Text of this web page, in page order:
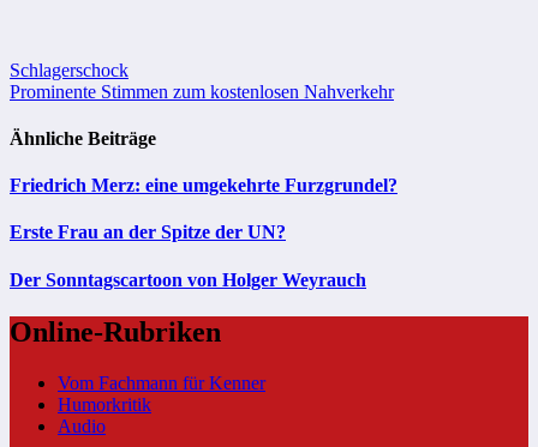
Beitragsnavigation
Schlagerschock
Prominente Stimmen zum kostenlosen Nahverkehr
Ähnliche Beiträge
Friedrich Merz: eine umgekehrte Furzgrundel?
Erste Frau an der Spitze der UN?
Der Sonntagscartoon von Holger Weyrauch
Online-Rubriken
Vom Fachmann für Kenner
Humorkritik
Audio